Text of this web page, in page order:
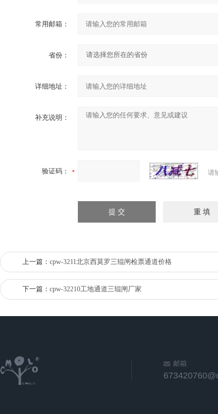
常用邮箱：
省份：
详细地址：
补充说明：
验证码： 请
上一篇： cpw-3211北京西莫罗三辊闸检票通道价格
下一篇： cpw-32210工地通道三辊闸厂家
邮箱